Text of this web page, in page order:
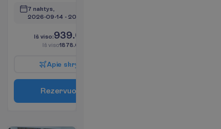
7 naktys,
2026-09-14 - 2026-09-21
Iš viso:939.00
Iš viso1878.00
Apie skry
Rezervuo